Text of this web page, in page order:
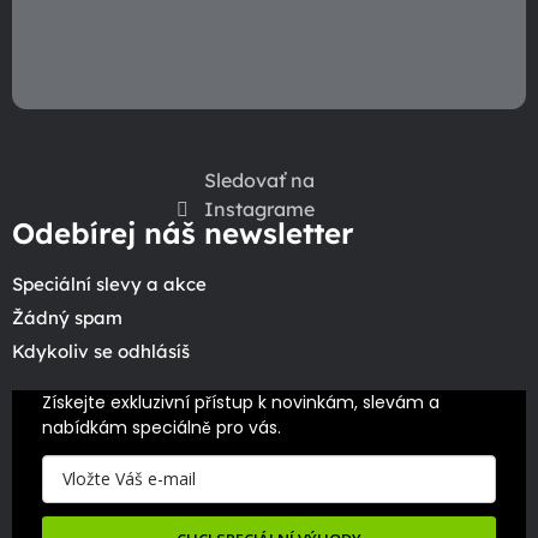
Sledovať na
Instagrame
Odebírej náš newsletter
Speciální slevy a akce
Žádný spam
Kdykoliv se odhlásíš
Získejte exkluzivní přístup k novinkám, slevám a
nabídkám speciálně pro vás.